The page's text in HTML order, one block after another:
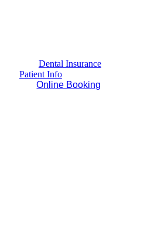
Dental Insurance
Patient Info
Online Booking